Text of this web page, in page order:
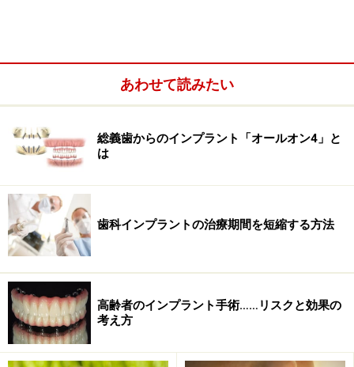
デザインのものが増えています。その固定を容易にする
ためのネジ山も、その高さや角度、間隔も異なり、様々
な骨質に対応したものがあります。
強固な固定だけを考えるのであればテーパー型ですが、
なります。骨質には個人差がありますので、状況に合わ
せたセレクトが重要になります。
あわせて読みたい
総義歯からのインプラント「オールオン4」と
は
歯科インプラントの治療期間を短縮する方法
高齢者のインプラント手術……リスクと効果の
考え方